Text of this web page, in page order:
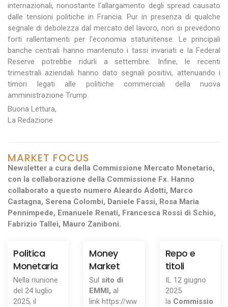
internazionali, nonostante l'allargamento degli spread causato
dalle tensioni politiche in Francia. Pur in presenza di qualche
segnale di debolezza dal mercato del lavoro, non si prevedono
forti rallentamenti per l'economia statunitense. Le principali
banche centrali hanno mantenuto i tassi invariati e la Federal
Reserve potrebbe ridurli a settembre. Infine, le recenti
trimestrali aziendali hanno dato segnali positivi, attenuando i
timori legati alle politiche commerciali della nuova
amministrazione Trump.
Buona Lettura,
La Redazione
MARKET FOCUS
Newsletter a cura della Commissione Mercato Monetario,
con la collaborazione della Commissione Fx. Hanno
collaborato a questo numero Aleardo Adotti, Marco
Castagna, Serena Colombi, Daniele Fassi, Rosa Maria
Pennimpede, Emanuele Renati, Francesca Rossi di Schio,
Fabrizio Tallei, Mauro Zaniboni.
Politica
Monetaria
Nella riunione
del 24 luglio
2025, il
Money
Market
Sul sito di
EMMI,al
link https://ww
Repo e
titoli
IL 12 giugno
2025
la Commissio